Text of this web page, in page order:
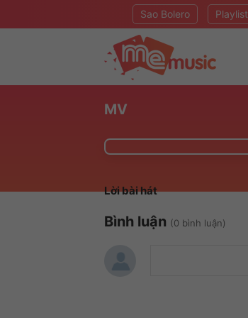
Sao Bolero Playlist
MV
Lời bài hát
Bình luận (0 bình luận)